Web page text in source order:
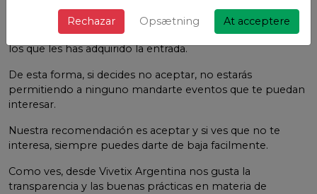
Esto no implica que todos los organizadores de eventos
de Vivetix Argentina tengan tus datos, sino solo aquellos a
los que les has adquirido la entrada.
De esta forma, si decides no aceptar, no estarás
permitiendo a ninguno mandarte eventos que te puedan
interesar.
Nuestra recomendación es aceptar y si ves que no te
interesa, siempre puedes darte de baja facilmente.
Como ves, desde Vivetix Argentina nos gusta la
transparencia y las buenas prácticas en materia de
Rechazar Opsætning At acceptere